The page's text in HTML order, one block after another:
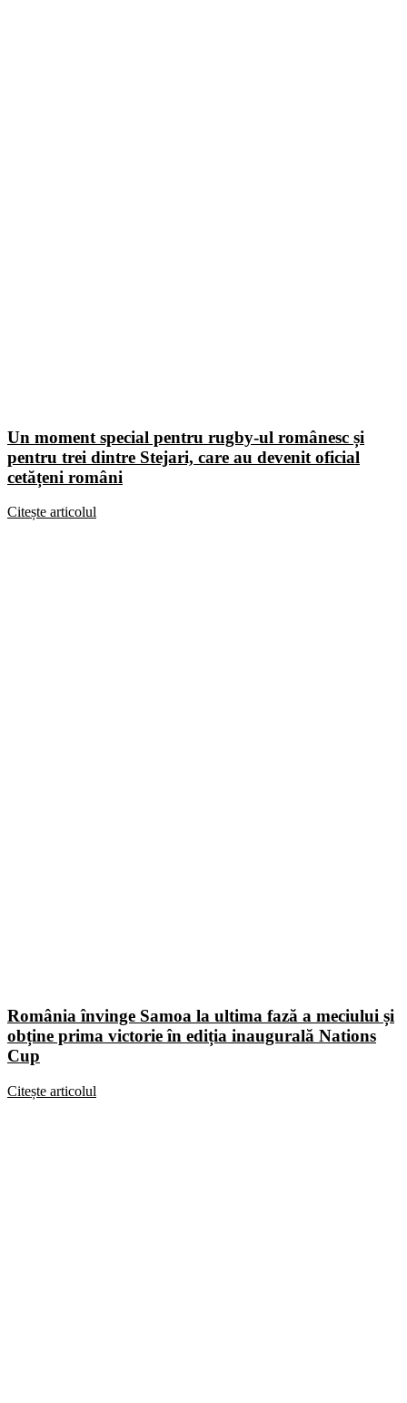
Un moment special pentru rugby-ul românesc și
pentru trei dintre Stejari, care au devenit oficial
cetățeni români
Citește articolul
România învinge Samoa la ultima fază a meciului și
obține prima victorie în ediția inaugurală Nations
Cup
Citește articolul